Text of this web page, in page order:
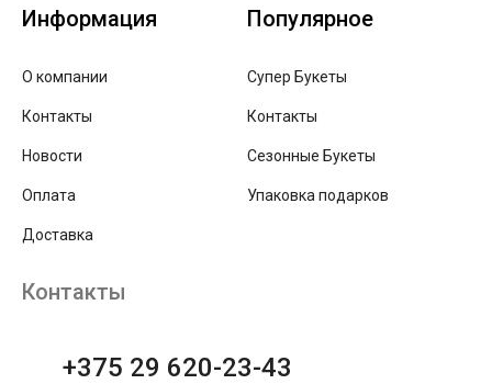
Информация
О компании
Контакты
Новости
Оплата
Доставка
Популярное
Супер Букеты
Контакты
Сезонные Букеты
Упаковка подарков
Контакты
+375 29 620-23-43